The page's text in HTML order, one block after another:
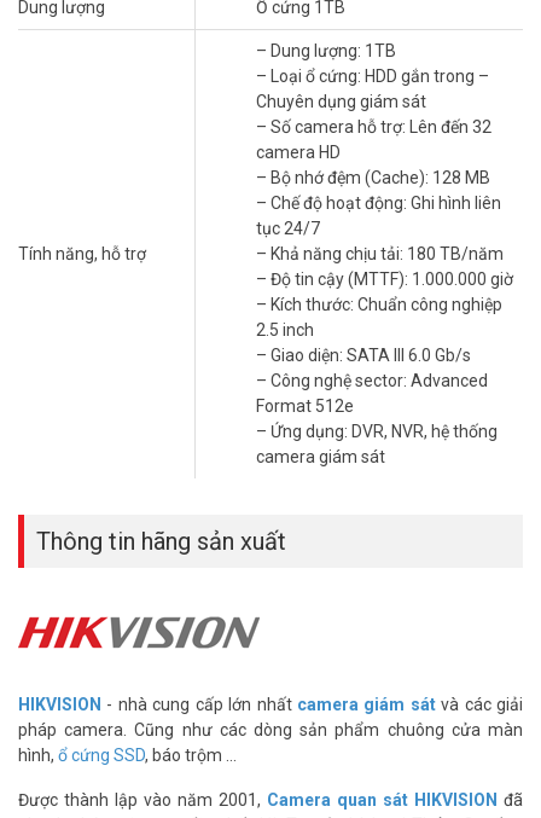
Ổ Cứng Thông Thường Cho Camera?
Nhiều đơn vị lắp camera an ninh nhưng dùng ổ cứng máy tính
thông thường để lưu trữ. Ổ thường không được thiết kế cho ghi hình
liên tục – dễ hỏng sớm, mất dữ liệu và gây gián đoạn giám sát
Ổ cứng 1TB Hikvision 2.5inch DS10HKVS-VX2giải quyết đúng
vấn đề đó. Đây là HDD chuyên dụng giám sát được tối ưu cho chế
độ ghi liên tục 24/7. Khả năng chịu tải 180TB/năm và độ tin cậy
MTTF 1.000.000 giờ đảm bảo hệ thống hoạt động ổn định dài hạn.
Ứng Dụng Phù Hợp Của HDD Giám Sát
DS10HKVS-VX2
Ổ cứng DS10HKVS-VX2 được thiết kế để lắp vào DVR, NVR và các
hệ thống camera an ninh chuyên dụng. Phù hợp triển khai tại văn
phòng, cửa hàng, chung cư, kho xưởng và tòa nhà thương mại. Chế
độ ghi 24/7 đảm bảo không bỏ sót sự kiện quan trọng bất kể thời
điểm nào trong ngày.
Dung lượng Ổ cứng 1TB
Tính năng, hỗ trợ
– Dung lượng: 1TB
– Loại ổ cứng: HDD gắn trong –
Chuyên dụng giám sát
– Số camera hỗ trợ: Lên đến 32
camera HD
– Bộ nhớ đệm (Cache): 128 MB
– Chế độ hoạt động: Ghi hình liên
tục 24/7
– Khả năng chịu tải: 180 TB/năm
– Độ tin cậy (MTTF): 1.000.000 giờ
– Kích thước: Chuẩn công nghiệp
2.5 inch
– Giao diện: SATA III 6.0 Gb/s
– Công nghệ sector: Advanced
Format 512e
– Ứng dụng: DVR, NVR, hệ thống
camera giám sát
Thông tin hãng sản xuất
HIKVISION - nhà cung cấp lớn nhất camera giám sátvà các giải
pháp camera. Cũng như các dòng sản phẩm chuông cửa màn
hình, ổ cứng SSD, báo trộm ...
Được thành lập vào năm 2001, Camera quan sát HIKVISION đã